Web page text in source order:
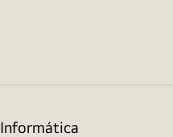
Informática